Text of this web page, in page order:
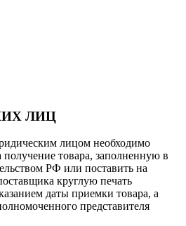
ЛИЦ
лицом необходимо
получение товара, заполненную в
РФ или поставить на
круглую печать
даты приемки товара, а
представителя